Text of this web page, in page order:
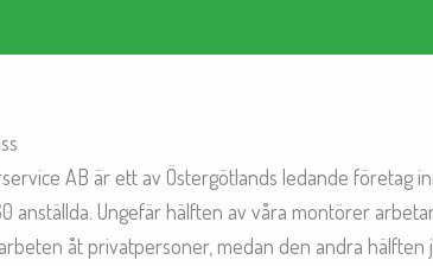
AB är ett av Östergötlands ledande företag
anställda. Ungefär hälften av våra montörer
åt privatpersoner, medan den andra